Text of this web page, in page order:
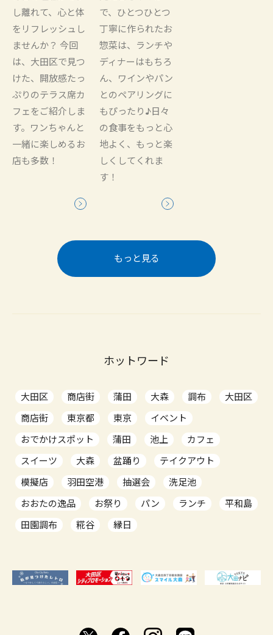
し離れて、心と体
をリフレッシュし
ませんか？ 今回
は、大田区で見つ
けた、開放感たっ
ぷりのテラス席カ
フェをご紹介しま
す。ワンちゃんと
一緒に楽しめるお
店も多数！
で、ひとつひとつ
丁寧に作られたお
惣菜は、ランチや
ディナーはもちろ
ん、ワインやパン
とのペアリングに
もぴったり♪日々
の食事をもっと心
地よく、もっと楽
しくしてくれま
す！
もっと見る
ホットワード
大田区 商店街 蒲田 大森 調布
大田区
商店街
東京都 東京
イベント
おでかけスポット
蒲田 池上
カフェ
スイーツ
大森 盆踊り
テイクアウト
模擬店
羽田空港 抽選会
洗足池
おおたの逸品
お祭り パン ランチ
平和島
田園調布
糀谷 縁日